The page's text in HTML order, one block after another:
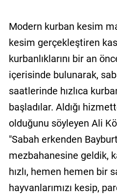
Modern kurban kesim
kesim gerçekleştiren
kurbanlıklarını bir an
içerisinde bulunarak,
saatlerinde hızlıca
başladılar. Aldığı
olduğunu söyleyen Ali
"Sabah erkenden
mezbahanesine geldik,
hızlı, hemen hemen bir
hayvanlarımızı kesip,